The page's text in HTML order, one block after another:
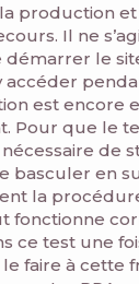
production
Il ne
le
accéder
est encore
Pour que le
de
basculer en
la
fonctionne
ce test une
faire à cette